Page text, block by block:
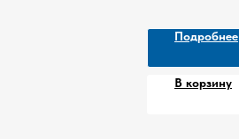
Подробнее
В корзину